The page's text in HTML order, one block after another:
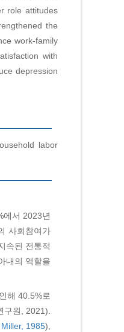
role attitudes
the
work-family
with
depression
labor
에서 2023년
사회참여가
속된 전통적
내의 역할을
해 40.5%로
구원, 2021).
1985),